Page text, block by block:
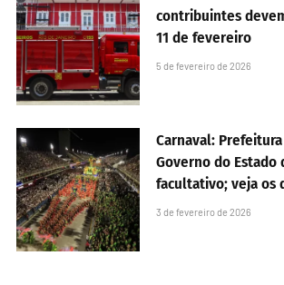
contribuintes
11 de fevereiro
5 de fevereiro de 2026
Carnaval:
Governo do
facultativo; veja os
3 de fevereiro de 2026